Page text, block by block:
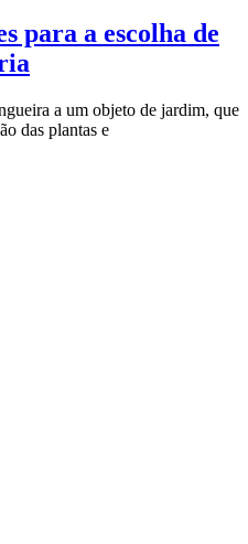
para a escolha de
a um objeto de jardim, que
das plantas e